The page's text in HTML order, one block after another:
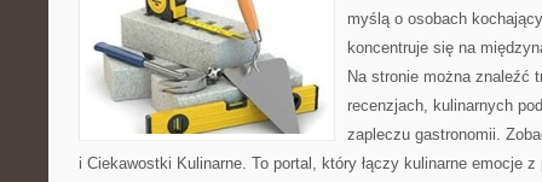
myślą o osobach
koncentruje się na
Na stronie można znaleźć
recenzjach, kulinarnych
zapleczu gastronomii.
i Ciekawostki Kulinarne. To portal, który łączy kulinarne emocje